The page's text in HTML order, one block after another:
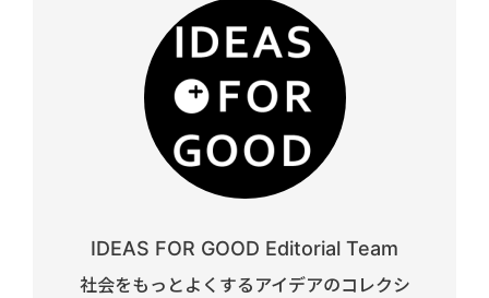
IDEAS FOR GOOD Editorial Team
社会をもっとよくするアイデアのコレクシ